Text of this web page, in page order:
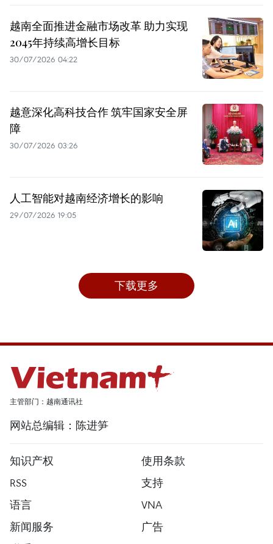
越南全面推进金融市场改革 助力实现
2045年持续高增长目标
30/07/2026 04:22
越意深化高科技合作 筑牢国家安全屏
障
30/07/2026 03:26
人工智能对越南经济增长的影响
29/07/2026 19:05
下载更多
主管部门：越南通讯社
网站总编辑：陈进笋
知识产权
使用条款
RSS
支持
语言
VNA
新闻服务
广告